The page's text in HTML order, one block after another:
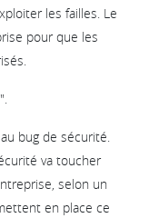
les failles. Le
pour que les
bug de sécurité.
va toucher
selon un
en place ce